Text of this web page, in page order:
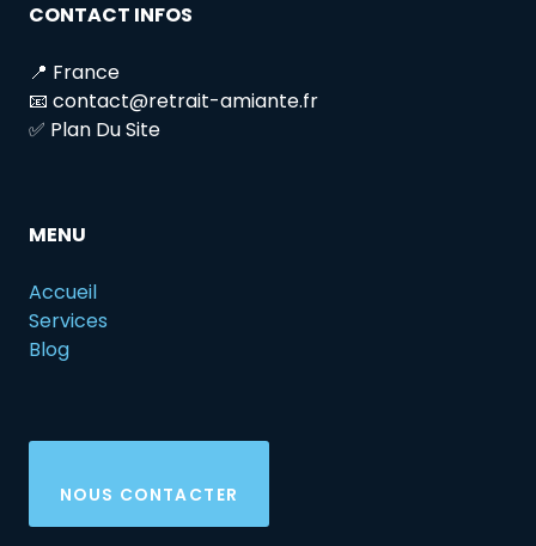
CONTACT INFOS
📍 France
📧 contact@retrait-amiante.fr
✅ Plan Du Site
MENU
Accueil
Services
Blog
NOUS CONTACTER